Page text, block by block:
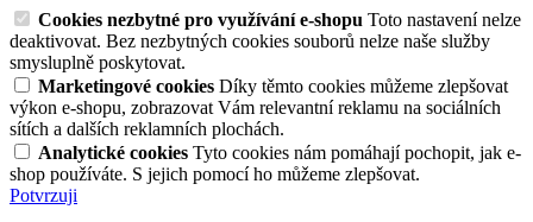
Cookies nezbytné pro využívání e-shopu Toto nastavení nelze
deaktivovat. Bez nezbytných cookies souborů nelze naše služby
smysluplně poskytovat.
Marketingové cookies Díky těmto cookies můžeme zlepšovat
výkon e-shopu, zobrazovat Vám relevantní reklamu na sociálních
sítích a dalších reklamních plochách.
Analytické cookies Tyto cookies nám pomáhají pochopit, jak e-
shop používáte. S jejich pomocí ho můžeme zlepšovat.
Potvrzuji